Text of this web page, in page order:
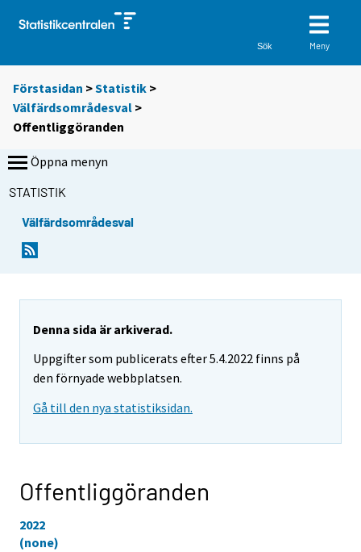
Sök Meny
Förstasidan >Statistik >
Välfärdsområdesval >
Offentliggöranden
Öppna menyn
STATISTIK
Välfärdsområdesval
Denna sida är arkiverad.
Uppgifter som publicerats efter 5.4.2022 finns på
den förnyade webbplatsen.
Gå till den nya statistiksidan.
Offentliggöranden
2022
(none)